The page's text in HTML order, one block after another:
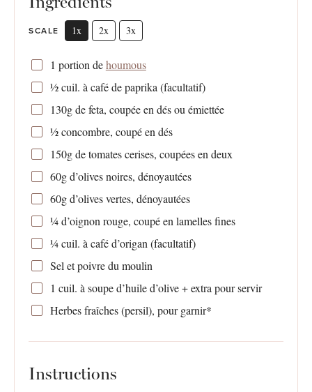
SCALE 1x 2x 3x
1 portion dehoumous
½cuil. à café de paprika (facultatif)
130gde feta, coupée en dés ou émiettée
½concombre, coupé en dés
150gde tomates cerises, coupées en deux
60gd’olives noires, dénoyautées
60gd’olives vertes, dénoyautées
¼d’oignon rouge, coupé en lamelles fines
¼cuil. à café d’origan (facultatif)
Sel et poivre du moulin
1 cuil. à soupe d’huile d’olive + extra pour servir
Herbes fraîches (persil), pour garnir*
Instructions